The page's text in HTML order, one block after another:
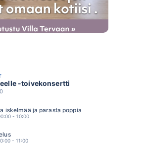
-toivekonsertti
iskelmää ja parasta poppia
- 10:00
- 11:00